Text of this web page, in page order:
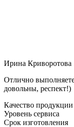
Ирина Криворотова
Отлично
довольны, респект!)
Качество продукции
Уровень сервиса
Срок изготовления